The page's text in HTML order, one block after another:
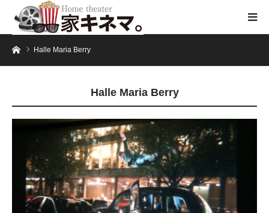
ホームHalle Maria Berry
Halle Maria Berry